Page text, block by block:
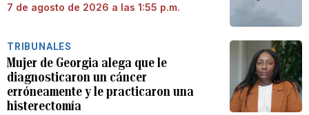
7 de agosto de 2026 a las 1:55 p.m.
TRIBUNALES
Mujer de Georgia alega que le
diagnosticaron un cáncer
erróneamente y le practicaron una
histerectomía